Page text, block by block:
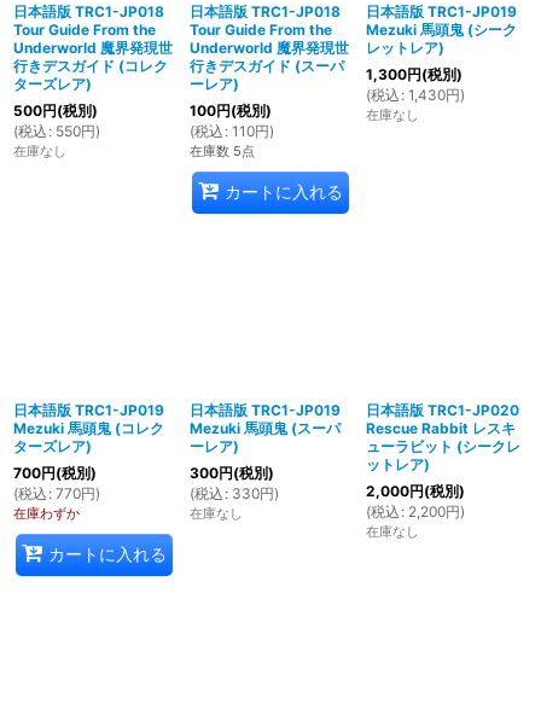
日本語版 TRC1-JP018
Tour Guide From the
Underworld 魔界発現世
行きデスガイド (コレク
ターズレア)
500円(税別)
(税込 : 550円)
在庫なし
日本語版 TRC1-JP018
Tour Guide From the
Underworld 魔界発現世
行きデスガイド (スーパ
ーレア)
100円(税別)
(税込 : 110円)
在庫数 5点
カートに入れる
日本語版 TRC1-JP019
Mezuki 馬頭鬼 (シーク
レットレア)
1,300円(税別)
(税込 : 1,430円)
在庫なし
日本語版 TRC1-JP019
Mezuki 馬頭鬼 (コレク
ターズレア)
700円(税別)
(税込 : 770円)
在庫わずか
カートに入れる
日本語版 TRC1-JP019
Mezuki 馬頭鬼 (スーパ
ーレア)
300円(税別)
(税込 : 330円)
在庫なし
日本語版 TRC1-JP020
Rescue Rabbit レスキ
ューラビット (シークレ
ットレア)
2,000円(税別)
(税込 : 2,200円)
在庫なし